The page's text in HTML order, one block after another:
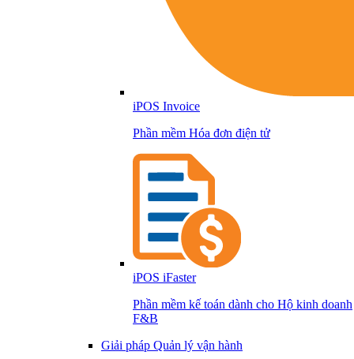
iPOS Invoice
Phần mềm Hóa đơn điện tử
iPOS iFaster
Phần mềm kế toán dành cho Hộ kinh doanh
F&B
Giải pháp Quản lý vận hành